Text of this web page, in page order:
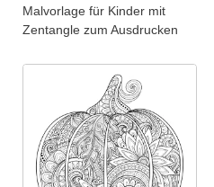
Malvorlage für Kinder mit
Zentangle zum Ausdrucken